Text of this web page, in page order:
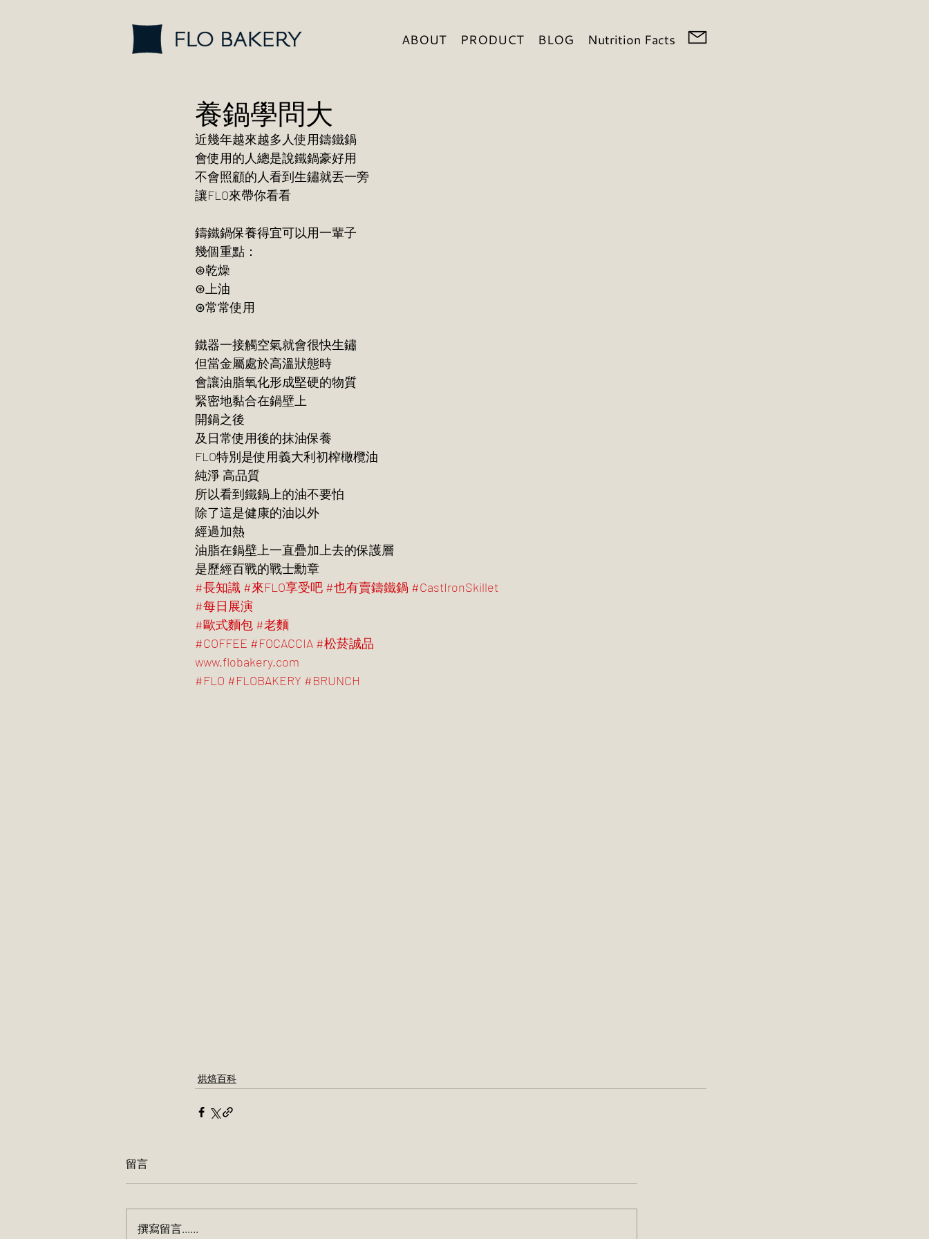
ABOUT PRODUCT BLOG Nutrition Facts
養鍋學問大
近幾年越來越多人使用鑄鐵鍋
會使用的人總是說鐵鍋豪好用
不會照顧的人看到生鏽就丟一旁
讓FLO來帶你看看
鑄鐵鍋保養得宜可以用一輩子
幾個重點：
⊛乾燥
⊛上油
⊛常常使用
鐵器一接觸空氣就會很快生鏽
但當金屬處於高溫狀態時
會讓油脂氧化形成堅硬的物質
緊密地黏合在鍋壁上
開鍋之後
及日常使用後的抹油保養
FLO特別是使用義大利初榨橄欖油
純淨 高品質
所以看到鐵鍋上的油不要怕
除了這是健康的油以外
經過加熱
油脂在鍋壁上一直疊加上去的保護層
是歷經百戰的戰士勳章
#長知識 #來FLO享受吧 #也有賣鑄鐵鍋 #CastIronSkillet
#每日展演
#歐式麵包 #老麵
#COFFEE #FOCACCIA #松菸誠品
www.flobakery.com
#FLO #FLOBAKERY #BRUNCH
烘焙百科
留言
撰寫留言......